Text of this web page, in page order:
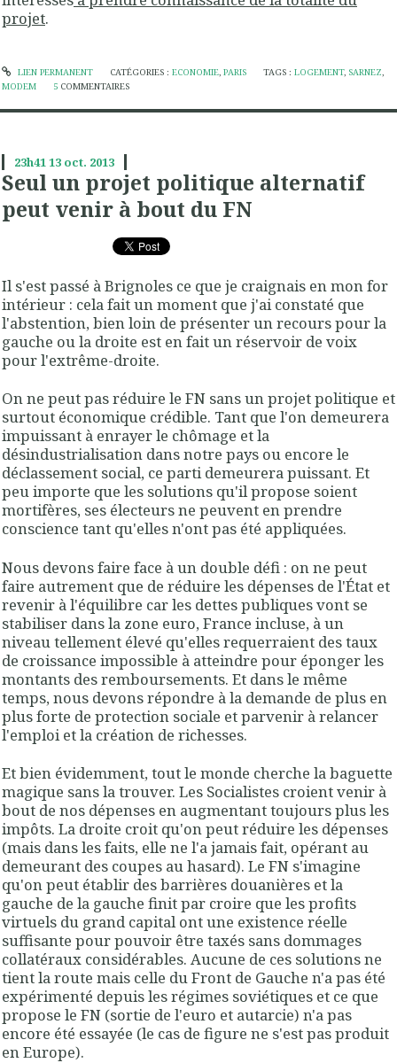
projet.
LIEN PERMANENT CATÉGORIES : ECONOMIE, PARIS TAGS :LOGEMENT, SARNEZ,
MODEM
5 COMMENTAIRES
23h4113 oct. 2013
Seul un projet politique alternatif
peut venir à bout du FN
Il s'est passé à Brignoles ce que je craignais en mon for
intérieur : cela fait un moment que j'ai constaté que
l'abstention, bien loin de présenter un recours pour la
gauche ou la droite est en fait un réservoir de voix
pour l'extrême-droite.
On ne peut pas réduire le FN sans un projet politique et
surtout économique crédible. Tant que l'on demeurera
impuissant à enrayer le chômage et la
désindustrialisation dans notre pays ou encore le
déclassement social, ce parti demeurera puissant. Et
peu importe que les solutions qu'il propose soient
mortifères, ses électeurs ne peuvent en prendre
conscience tant qu'elles n'ont pas été appliquées.
Nous devons faire face à un double défi : on ne peut
faire autrement que de réduire les dépenses de l'État et
revenir à l'équilibre car les dettes publiques vont se
stabiliser dans la zone euro, France incluse, à un
niveau tellement élevé qu'elles requerraient des taux
de croissance impossible à atteindre pour éponger les
montants des remboursements. Et dans le même
temps, nous devons répondre à la demande de plus en
plus forte de protection sociale et parvenir à relancer
l'emploi et la création de richesses.
Et bien évidemment, tout le monde cherche la baguette
magique sans la trouver. Les Socialistes croient venir à
bout de nos dépenses en augmentant toujours plus les
impôts. La droite croit qu'on peut réduire les dépenses
(mais dans les faits, elle ne l'a jamais fait, opérant au
demeurant des coupes au hasard). Le FN s'imagine
qu'on peut établir des barrières douanières et la
gauche de la gauche finit par croire que les profits
virtuels du grand capital ont une existence réelle
suffisante pour pouvoir être taxés sans dommages
collatéraux considérables. Aucune de ces solutions ne
tient la route mais celle du Front de Gauche n'a pas été
expérimenté depuis les régimes soviétiques et ce que
propose le FN (sortie de l'euro et autarcie) n'a pas
encore été essayée (le cas de figure ne s'est pas produit
en Europe).